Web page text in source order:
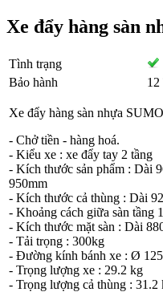
Xe đẩy hàng sàn
Tình trạng
Bảo hành
12
Xe đẩy hàng sàn nhựa
- Chở tiền - hàng hoá.
- Kiểu xe : xe đẩy tay 2 tầng
- Kích thước sản phẩm : Dài
950mm
- Kích thước cả thùng : Dài
- Khoảng cách giữa sàn tầng
- Kích thước mặt sàn : Dài
- Tải trọng : 300kg
- Đường kính bánh xe : Ø
- Trọng lượng xe : 29.2 kg
- Trọng lượng cả thùng : 31.2